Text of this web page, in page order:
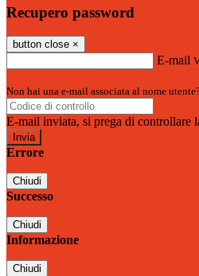
Recupero password
button close ×
E-mail
Non hai una e-mail associata al nome
E-mail inviata, si prega di controllare
Errore
Chiudi
Successo
Chiudi
Informazione
Chiudi